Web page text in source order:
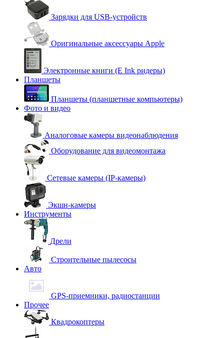
Зарядки для USB-устройств
Оригинальные аксессуары Apple
Электронные книги (E Ink ридеры)
Планшеты
Планшеты (планшетные компьютеры)
Фото и видео
Аналоговые камеры видеонаблюдения
Оборудование для видеомонтажа
Сетевые камеры (IP-камеры)
Экшн-камеры
Инструменты
Дрели
Строительные пылесосы
Авто
GPS-приемники, радиостанции
Прочее
Квадрокоптеры